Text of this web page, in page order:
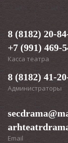
8 (8182) 20-
+7 (991) 469-
Касса театра
8 (8182) 41-
Администраторы
Email